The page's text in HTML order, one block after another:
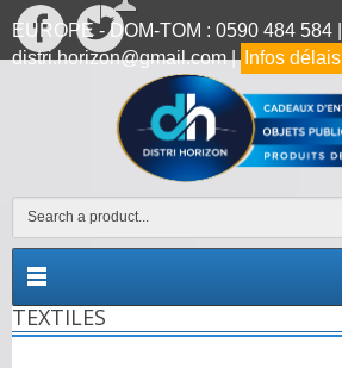
EUROPE - DOM-TOM : 0590 484 584 |
distri.horizon@gmail.com | Infos délais
TEXTILES